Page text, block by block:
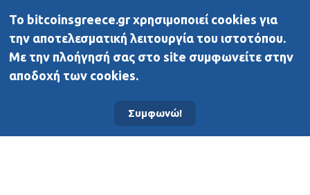
BitcoinsGreece
Νέα
To bitcoinsgreece.gr χρησιμοποιεί cookies για
την αποτελεσματική λειτουργία του ιστοτόπου.
Με την πλοήγησή σας στο site συμφωνείτε στην
αποδοχή των cookies.
Συμφωνώ!